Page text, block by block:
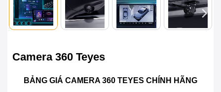
Camera 360 Teyes
BẢNG GIÁ CAMERA 360 TEYES CHÍNH HÃNG